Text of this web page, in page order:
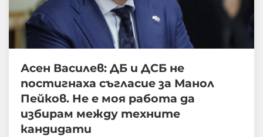
Асен Василев: ДБ и ДСБ не
постигнаха съгласие за Манол
Пейков. Не е моя работа да
избирам между техните
кандидати